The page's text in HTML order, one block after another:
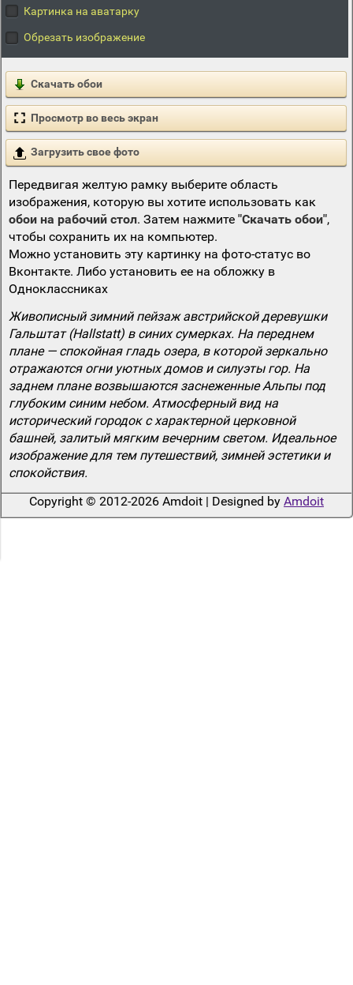
Картинка на аватарку
Обрезать изображение
Скачать обои
Просмотр во весь экран
Загрузить свое фото
Передвигая желтую рамку выберите область
изображения, которую вы хотите использовать как
обои на рабочий стол. Затем нажмите "Скачать обои",
чтобы сохранить их на компьютер.
Можно установить эту картинку на фото-статус во
Вконтакте. Либо установить ее на обложку в
Одноклассниках
Живописный зимний пейзаж австрийской деревушки
Гальштат (Hallstatt) в синих сумерках. На переднем
плане — спокойная гладь озера, в которой зеркально
отражаются огни уютных домов и силуэты гор. На
заднем плане возвышаются заснеженные Альпы под
глубоким синим небом. Атмосферный вид на
исторический городок с характерной церковной
башней, залитый мягким вечерним светом. Идеальное
изображение для тем путешествий, зимней эстетики и
спокойствия.
Copyright © 2012-2026 Amdoit | Designed by Amdoit